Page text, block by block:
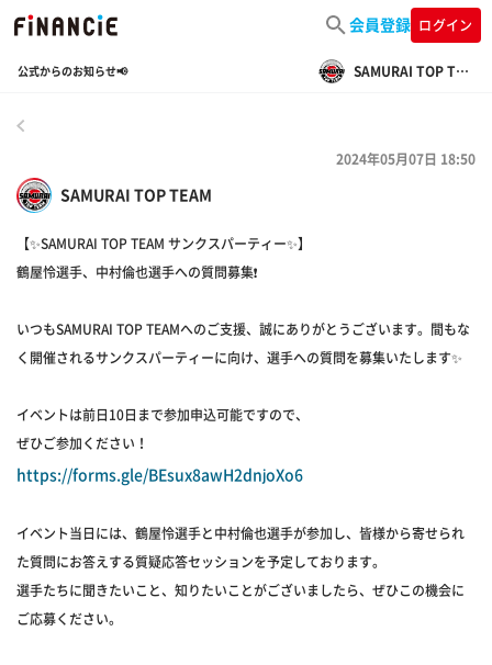
会員登録 ログイン
公式からのお知らせ📢 SAMURAI TOP TEAM
SAMURAI TOP TEAM
2024年05月07日 18:50
【✨SAMURAI TOP TEAM サンクスパーティー✨】
鶴屋怜選手、中村倫也選手への質問募集❗️
いつもSAMURAI TOP TEAMへのご支援、誠にありがとうございます。間もな
く開催されるサンクスパーティーに向け、選手への質問を募集いたします✨
イベントは前日10日まで参加申込可能ですので、
ぜひご参加ください！
https://forms.gle/BEsux8awH2dnjoXo6
イベント当日には、鶴屋怜選手と中村倫也選手が参加し、皆様から寄せられ
た質問にお答えする質疑応答セッションを予定しております。
選手たちに聞きたいこと、知りたいことがございましたら、ぜひこの機会に
ご応募ください。